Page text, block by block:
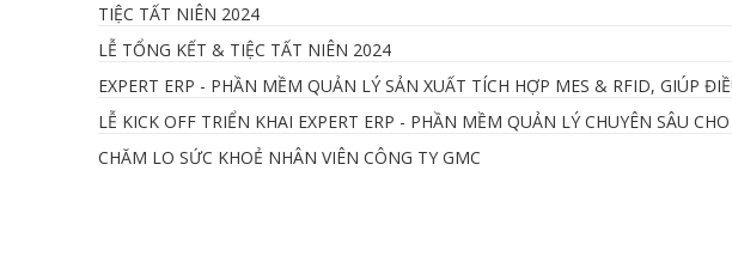
TIỆC TẤT NIÊN 2024
LỄ TỔNG KẾT & TIỆC TẤT NIÊN 2024
EXPERT ERP - PHẦN MỀM QUẢN LÝ SẢN XUẤT TÍCH HỢP MES & RFID, GIÚP
LỄ KICK OFF TRIỂN KHAI EXPERT ERP - PHẦN MỀM QUẢN LÝ CHUYÊN SÂU
CHĂM LO SỨC KHOẺ NHÂN VIÊN CÔNG TY GMC